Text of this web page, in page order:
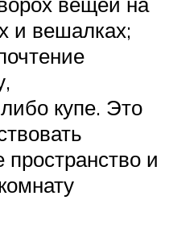
и вешалках;
купе. Это
и